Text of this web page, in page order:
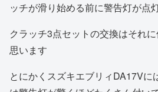
ッチが滑り始める前に警告灯が点
クラッチ3点セットの交換はそれ
思います
とにかくスズキエブリィDA17Vに